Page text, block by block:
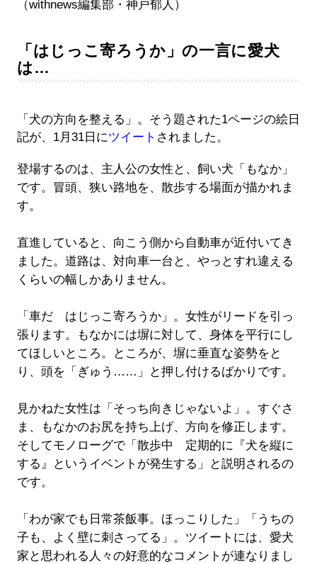
（withnews編集部・神戸郁人）
「はじっこ寄ろうか」の一言に愛犬
は…
「犬の方向を整える」。そう題された1ページの絵日
記が、1月31日にツイート されました。
登場するのは、主人公の女性と、飼い犬「もなか」
です。冒頭、狭い路地を、散歩する場面が描かれま
す。
直進していると、向こう側から自動車が近付いてき
ました。道路は、対向車一台と、やっとすれ違える
くらいの幅しかありません。
「車だ はじっこ寄ろうか」。女性がリードを引っ
張ります。もなかには塀に対して、身体を平行にし
てほしいところ。ところが、塀に垂直な姿勢をと
り、頭を「ぎゅう……」と押し付けるばかりです。
見かねた女性は「そっち向きじゃないよ」。すぐさ
ま、もなかのお尻を持ち上げ、方向を修正します。
そしてモノローグで「散歩中 定期的に『犬を縦に
する』というイベントが発生する」と説明されるの
です。
「わが家でも日常茶飯事。ほっこりした」「うちの
子も、よく壁に刺さってる」。ツイートには、愛犬
家と思われる人々の好意的なコメントが連なりまし